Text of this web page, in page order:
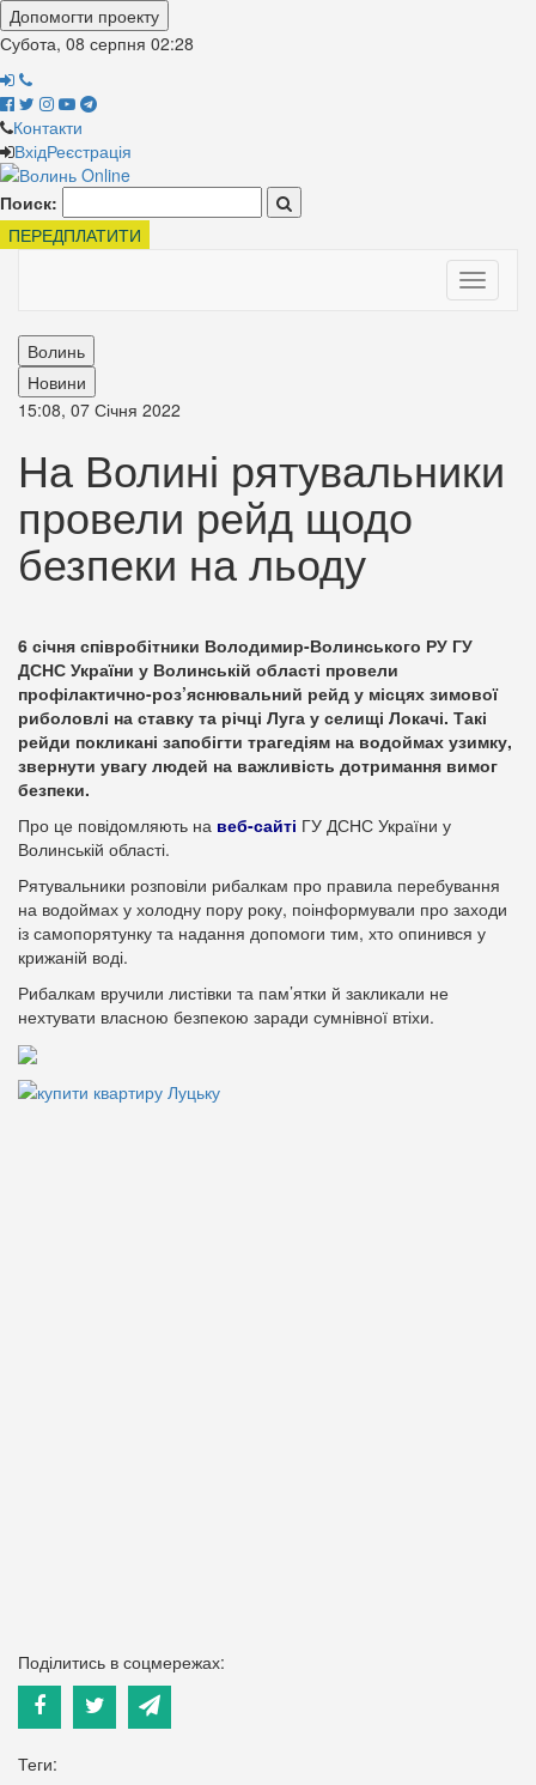
Допомогти проекту
Субота, 08 серпня 02:28
Контакти
ВхідРеєстрація
Поиск:
ПЕРЕДПЛАТИТИ
Toggle
Волинь
Новини
15:08, 07 Січня 2022
На Волині рятувальники
провели рейд щодо
безпеки на льоду
6 січня співробітники Володимир-Волинського РУ ГУ
ДСНС України у Волинській області провели
профілактично-роз’яснювальний рейд у місцях зимової
риболовлі на ставку та річці Луга у селищі Локачі. Такі
рейди покликані запобігти трагедіям на водоймах узимку,
звернути увагу людей на важливість дотримання вимог
безпеки.
Про це повідомляють на веб-сайті ГУ ДСНС України у
Волинській області.
Рятувальники розповіли рибалкам про правила перебування
на водоймах у холодну пору року, поінформували про заходи
із самопорятунку та надання допомоги тим, хто опинився у
крижаній воді.
Рибалкам вручили листівки та пам’ятки й закликали не
нехтувати власною безпекою заради сумнівної втіхи.
Поділитись в соцмережах:
Теги: